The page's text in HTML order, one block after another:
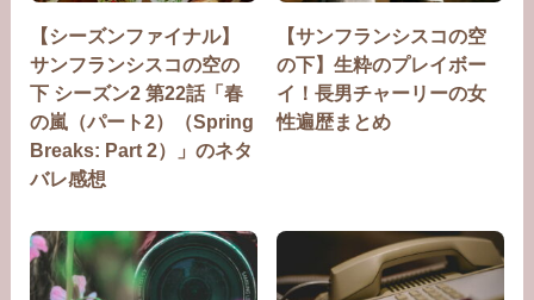
【シーズンファイナル】
サンフランシスコの空の
下 シーズン2 第22話「春
の嵐（パート2）（Spring
Breaks: Part 2）」のネタ
バレ感想
【サンフランシスコの空
の下】生粋のプレイボー
イ！長男チャーリーの女
性遍歴まとめ